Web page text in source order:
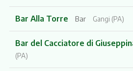
Bar Alla Torre Bar Gangi (PA)
Bar del Cacciatore di
(PA)